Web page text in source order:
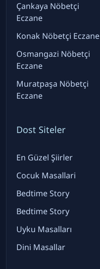
Çankaya Nöbetçi
Eczane
Konak Nöbetçi Eczane
Osmangazi Nöbetçi
Eczane
Muratpaşa Nöbetçi
Eczane
Dost Siteler
En Güzel Şiirler
Cocuk Masallari
Bedtime Story
Bedtime Story
Uyku Masalları
Dini Masallar